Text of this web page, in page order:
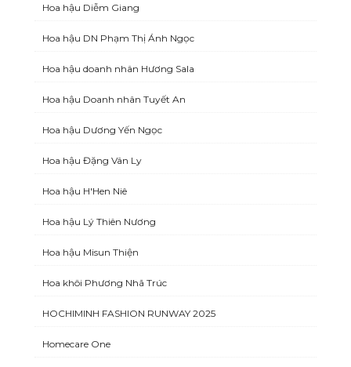
Hoa hậu Diễm Giang
Hoa hậu DN Phạm Thị Ánh Ngọc
Hoa hậu doanh nhân Hương Sala
Hoa hậu Doanh nhân Tuyết An
Hoa hậu Dương Yến Ngọc
Hoa hậu Đặng Vân Ly
Hoa hậu H'Hen Niê
Hoa hậu Lý Thiên Nương
Hoa hậu Misun Thiện
Hoa khôi Phương Nhã Trúc
HOCHIMINH FASHION RUNWAY 2025
Homecare One